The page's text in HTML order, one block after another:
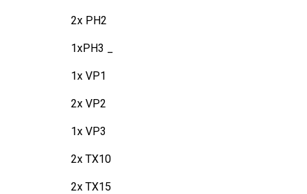
2x PH2
1xPH3 _
1x VP1
2x VP2
1x VP3
2x TX10
2x TX15